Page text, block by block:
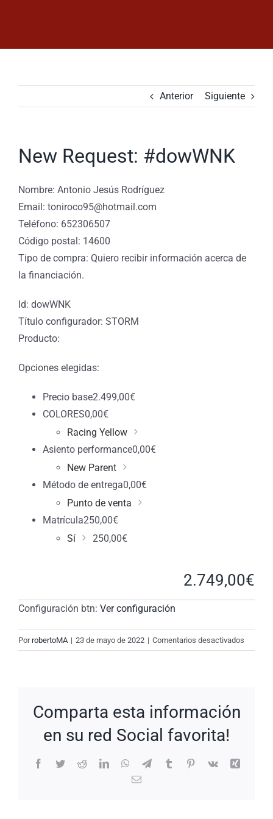
Anterior Siguiente
New Request: #dowWNK
Nombre: Antonio Jesús Rodríguez
Email: toniroco95@hotmail.com
Teléfono: 652306507
Código postal: 14600
Tipo de compra: Quiero recibir información acerca de
la financiación.
Id: dowWNK
Título configurador: STORM
Producto:
Opciones elegidas:
Precio base2.499,00€
COLORES0,00€
Racing Yellow
Asiento performance0,00€
New Parent
Método de entrega0,00€
Punto de venta
Matrícula250,00€
Sí
250,00€
2.749,00€
Configuración btn: Ver configuración
PorrobertoMA | 23 de mayo de 2022 | Comentarios desactivados
New
Comparta esta información
en su red Social favorita!
Facebook
TwitterRedditLinkedInWhatsApp
TelegramTumblrPinterest
Vk
Xing
Correo